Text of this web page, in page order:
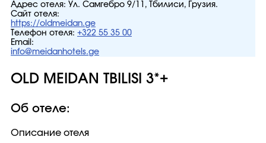
Адрес отеля: Ул. Самгебро 9/11, Тбилиси, Грузия.
Сайт отеля:
https://oldmeidan.ge
Телефон отеля: +322 55 35 00
Email:
info@meidanhotels.ge
OLD MEIDAN TBILISI 3*+
Об отеле:
Описание отеля